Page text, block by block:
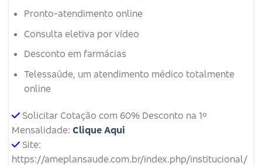
Pronto-atendimento online
Consulta eletiva por vídeo
Desconto em farmácias
Telessaúde, um atendimento médico totalmente
online
Solicitar Cotação com 60% Desconto na 1º
Mensalidade: Clique Aqui
Site:
https://ameplansaude.com.br/index.php/institucional/